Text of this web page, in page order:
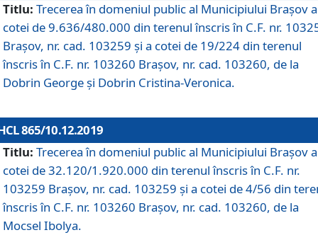
Titlu: Trecerea în domeniul public al Municipiului Braşov a
cotei de 9.636/480.000 din terenul înscris în C.F. nr.
Brașov, nr. cad. 103259 și a cotei de 19/224 din terenul
înscris în C.F. nr. 103260 Brașov, nr. cad. 103260, de la
Dobrin George și Dobrin Cristina-Veronica.
865/10.12.2019
Titlu: Trecerea în domeniul public al Municipiului Braşov a
cotei de 32.120/1.920.000 din terenul înscris în C.F. nr.
103259 Brașov, nr. cad. 103259 și a cotei de 4/56 din
înscris în C.F. nr. 103260 Brașov, nr. cad. 103260, de la
Mocsel Ibolya.